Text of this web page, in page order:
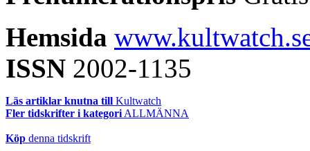
Hemsida
ISSN 2002-1135
Läs artiklar knutna till Kultwatch
Fler tidskrifter i kategori ALLMÄNNA
Köp denna tidskrift